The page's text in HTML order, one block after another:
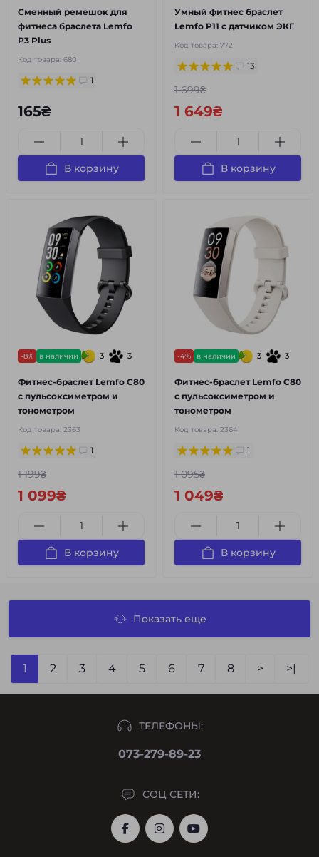
Сменный ремешок для
фитнеса браслета Lemfo
P3 Plus
Код товара: 680
1
165₴
В корзину
Умный фитнес браслет
Lemfo P11 с датчиком ЭКГ
Код товара: 772
13
1 699₴
1 649₴
В корзину
-8% в наличии 3 3
Фитнес-браслет Lemfo C80
с пульсоксиметром и
тонометром
Код товара: 2363
1
1 199₴
1 099₴
В корзину
-4% в наличии 3 3
Фитнес-браслет Lemfo C80
с пульсоксиметром и
тонометром
Код товара: 2364
1
1 095₴
1 049₴
В корзину
Показать еще
1 2 3 4 5 6 7 8 > >|
ТЕЛЕФОНЫ:
073-279-89-23
СОЦ СЕТИ: